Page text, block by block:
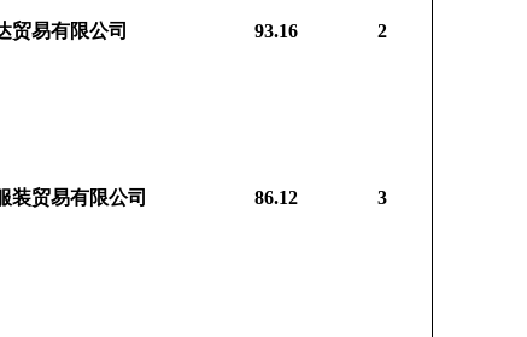
贸易有限公司 93.16 2
装贸易有限公司 86.12 3